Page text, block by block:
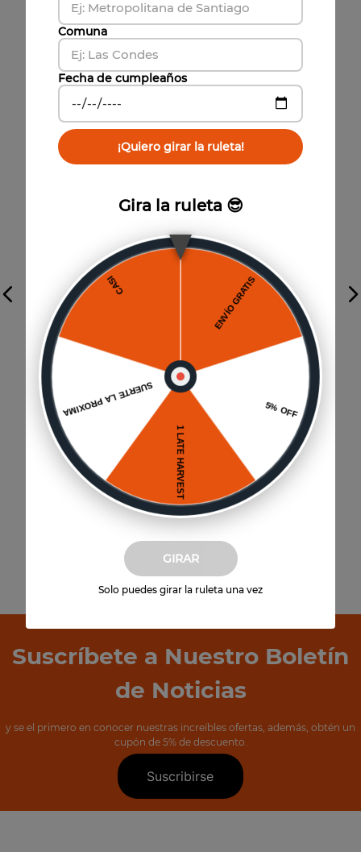
Formato:
750 cc
Año:
Aliwen Chardonnay
6un
por unidad)
Agregar al carrito
Suscríbete a Nuestro Boletín
de Noticias
y se el primero en conocer nuestras increíbles ofertas, además, obtén un
cupón de 5% de descuento.
Suscribirse
Gira la ruleta 😎
GIRAR
Solo puedes girar la ruleta una vez
Comuna
Fecha de cumpleaños
¡Quiero girar la ruleta!